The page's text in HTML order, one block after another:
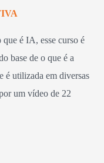
que é IA, esse curso é
base de o que é a
é utilizada em diversas
um vídeo de 22